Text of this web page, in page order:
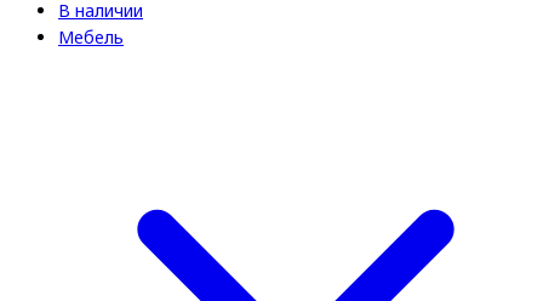
В наличии
Мебель